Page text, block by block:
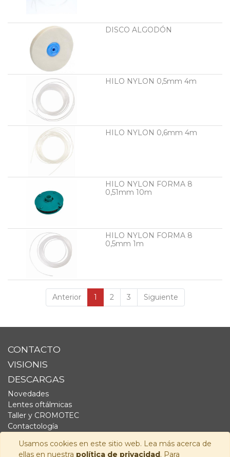
Usamos cookies en este sitio web. Lea más acerca de
ellas en nuestra política de privacidad. Para
DISCO ALGODÓN
HILO NYLON 0,5mm 4m
HILO NYLON 0,6mm 4m
HILO NYLON FORMA 8
0,51mm 10m
HILO NYLON FORMA 8
0,5mm 1m
Anterior 1 2 3 Siguiente
CONTACTO
VISIONIS
DESCARGAS
Novedades
Lentes oftálmicas
Taller y CROMOTEC
Contactología
Fornitura